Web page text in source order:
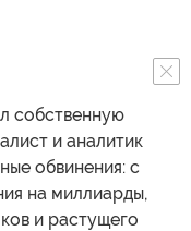
собственную
и аналитик
обвинения: с
на миллиарды,
и растущего